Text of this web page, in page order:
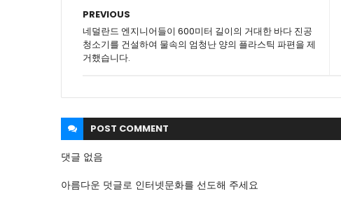
PREVIOUS
네덜란드 엔지니어들이 600미터 길이의 거대한 바다 진공
청소기를 건설하여 물속의 엄청난 양의 플라스틱 파편을 제
거했습니다.
POST COMMENT
댓글 없음
아름다운 덧글로 인터넷문화를 선도해 주세요